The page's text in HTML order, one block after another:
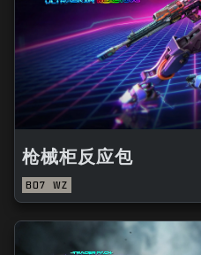
枪械柜反应包
BO7 WZ